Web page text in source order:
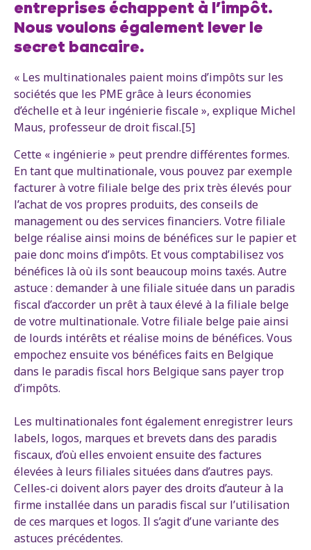
entreprises échappent à l’impôt.
Nous voulons également lever le
secret bancaire.
« Les multinationales paient moins d’impôts sur les
sociétés que les PME grâce à leurs économies
d’échelle et à leur ingénierie fiscale », explique Michel
Maus, professeur de droit fiscal.[5]
Cette « ingénierie » peut prendre différentes formes.
En tant que multinationale, vous pouvez par exemple
facturer à votre filiale belge des prix très élevés pour
l’achat de vos propres produits, des conseils de
management ou des services financiers. Votre filiale
belge réalise ainsi moins de bénéfices sur le papier et
paie donc moins d’impôts. Et vous comptabilisez vos
bénéfices là où ils sont beaucoup moins taxés. Autre
astuce : demander à une filiale située dans un paradis
fiscal d’accorder un prêt à taux élevé à la filiale belge
de votre multinationale. Votre filiale belge paie ainsi
de lourds intérêts et réalise moins de bénéfices. Vous
empochez ensuite vos bénéfices faits en Belgique
dans le paradis fiscal hors Belgique sans payer trop
d’impôts.
Les multinationales font également enregistrer leurs
labels, logos, marques et brevets dans des paradis
fiscaux, d’où elles envoient ensuite des factures
élevées à leurs filiales situées dans d’autres pays.
Celles-ci doivent alors payer des droits d’auteur à la
firme installée dans un paradis fiscal sur l’utilisation
de ces marques et logos. Il s’agit d’une variante des
astuces précédentes.